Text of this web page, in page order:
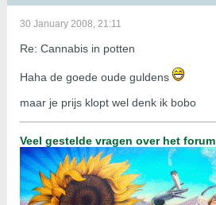
30 January 2008, 21:11
Re: Cannabis in potten
Haha de goede oude guldens
maar je prijs klopt wel denk ik bobo
Veel gestelde vragen over het forum